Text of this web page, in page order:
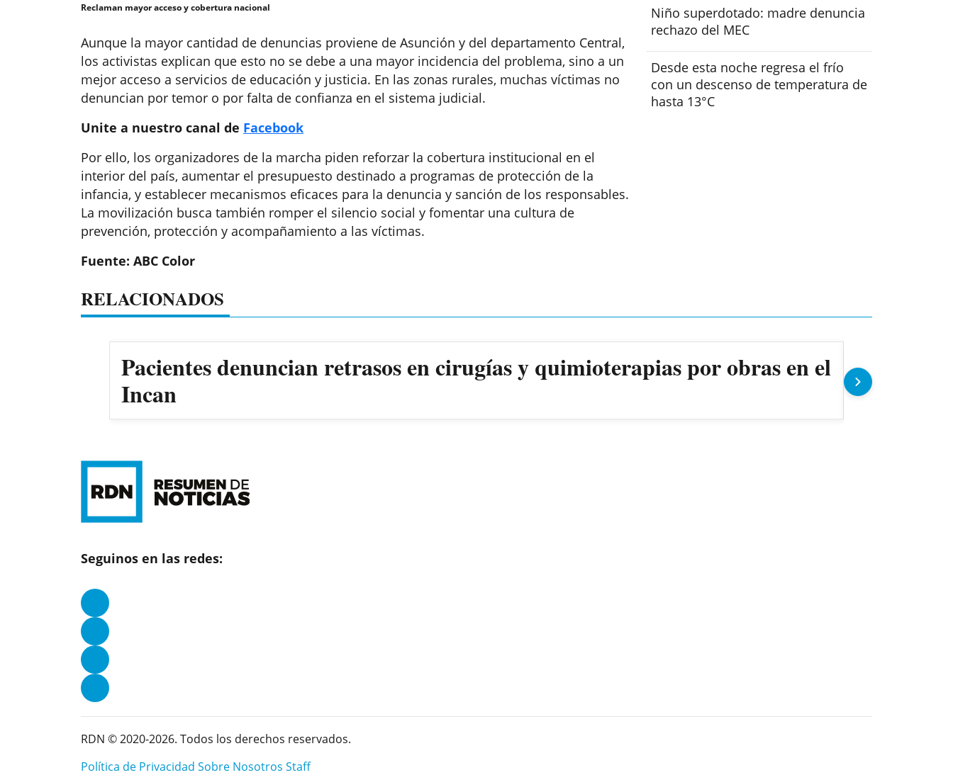
Reclaman mayor acceso y cobertura nacional
Aunque la mayor cantidad de denuncias proviene de Asunción y del departamento Central,
los activistas explican que esto no se debe a una mayor incidencia del problema, sino a un
mejor acceso a servicios de educación y justicia. En las zonas rurales, muchas víctimas no
denuncian por temor o por falta de confianza en el sistema judicial.
Unite a nuestro canal de Facebook
Por ello, los organizadores de la marcha piden reforzar la cobertura institucional en el
interior del país, aumentar el presupuesto destinado a programas de protección de la
infancia, y establecer mecanismos eficaces para la denuncia y sanción de los responsables.
La movilización busca también romper el silencio social y fomentar una cultura de
prevención, protección y acompañamiento a las víctimas.
Fuente: ABC Color
Niño superdotado: madre denuncia
rechazo del MEC
Desde esta noche regresa el frío
con un descenso de temperatura de
hasta 13°C
RELACIONADOS
Pacientes denuncian retrasos en cirugías y quimioterapias por obras en el
Incan
Ollas
Seguinos en las redes:
RDN © 2020-2026. Todos los derechos reservados.
Política de Privacidad Sobre Nosotros Staff